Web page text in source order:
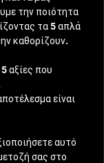
την ποιότητα
τα 5 απλά
καθορίζουν.
αξίες που
είναι
αυτό
σας στο